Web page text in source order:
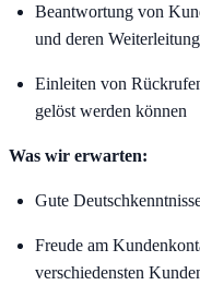
Beantwortung von
und deren
Einleiten von
gelöst werden können
Was wir erwarten:
Gute
Freude am
verschiedensten